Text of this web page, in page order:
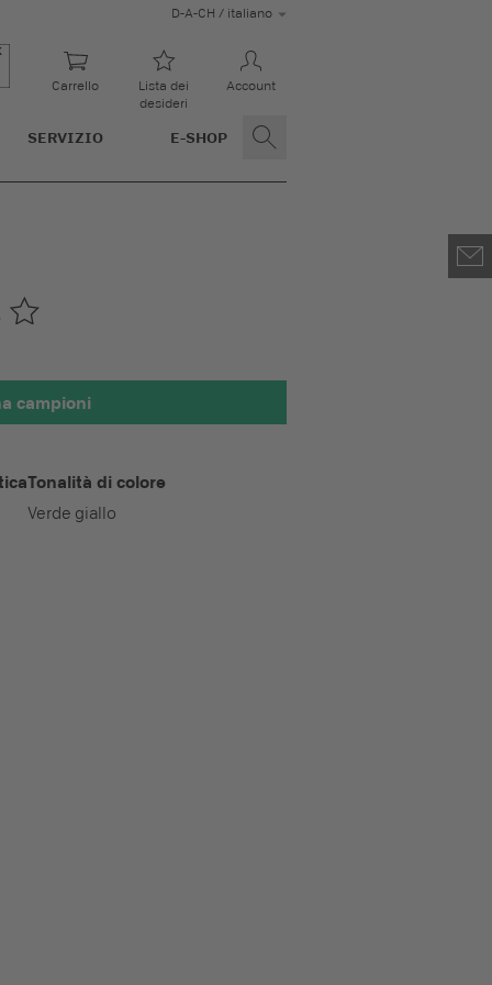
D-A-CH / italiano
Carrello
Lista dei
desideri
Account
SERVIZIO E-SHOP
x 100 mm
campioni
Tonalità di colore
Verde giallo